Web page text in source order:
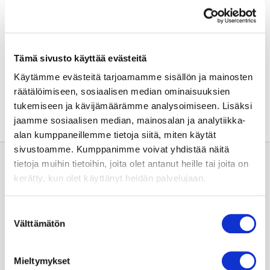
Tämä sivusto käyttää evästeitä
Käytämme evästeitä tarjoamamme sisällön ja mainosten
räätälöimiseen, sosiaalisen median ominaisuuksien
tukemiseen ja kävijämäärämme analysoimiseen. Lisäksi
jaamme sosiaalisen median, mainosalan ja analytiikka-
alan kumppaneillemme tietoja siitä, miten käytät
sivustoamme. Kumppanimme voivat yhdistää näitä
tietoja muihin tietoihin, joita olet antanut heille tai joita on
kerätty, kun olet käyttänyt heidän palvelujaan.
valinta
Välttämätön
Mieltymykset
Lähikardiologipalvelu